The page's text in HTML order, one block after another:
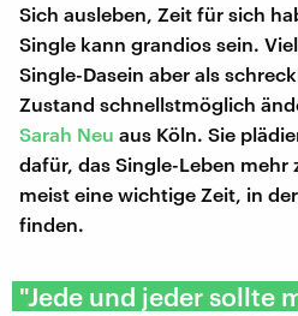
Sich ausleben, Zeit für sich
Single kann grandios sein.
Single-Dasein aber als
Zustand schnellstmöglich
Sarah Neu aus Köln. Sie
dafür, das Single-Leben mehr
meist eine wichtige Zeit, in
finden.
"Jede und jeder sollte